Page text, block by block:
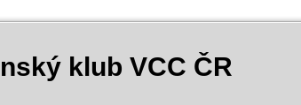
klub VCC ČR